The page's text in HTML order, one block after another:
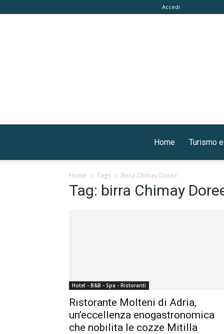
Accedi
Home Turismo
Home Tags Birra Chimay Doree
Tag: birra Chimay
Hotel - B&B - Spa - Ristoranti
Ristorante Molteni di Adria,
un’eccellenza enogastronomica
che nobilita le cozze Mitilla